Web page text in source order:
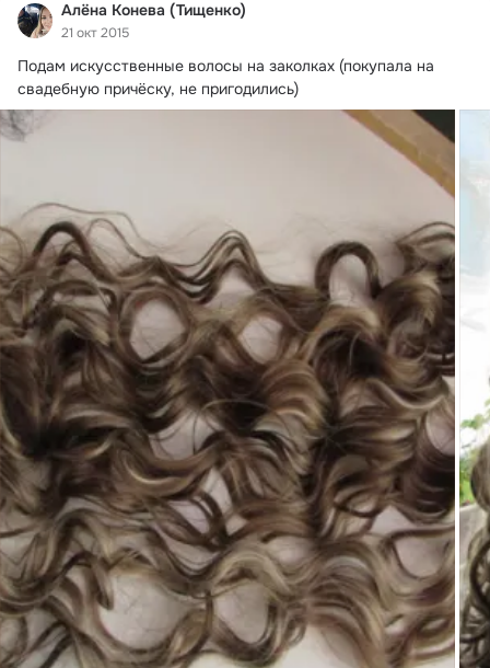
Алёна Конева (Тищенко)
21 окт 2015
Подам искусственные волосы на заколках (покупала на
свадебную причёску, не пригодились)